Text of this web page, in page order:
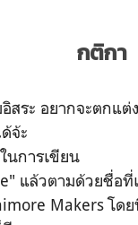
กติกา
สระ อยากจะตกแ
จ้ะ
นการเขียน
แล้วตามด้วยชื่อที่
Makers โด